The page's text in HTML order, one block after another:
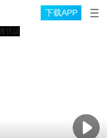
下载APP